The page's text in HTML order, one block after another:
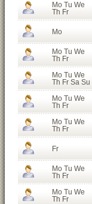
Mo Tu We
Th Fr
Mo
Mo Tu We
Th Fr
Mo Tu We
Th Fr Sa Su
Mo Tu We
Th Fr
Mo Tu We
Th Fr
Fr
Mo Tu We
Th Fr
Mo Tu We
Th Fr